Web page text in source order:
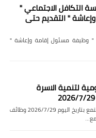
التكافل الاجتماعي "
" التقديم حتى
" وظيفة مسئول إقامة وإعاشة "
لتنمية الاسرة
وظائف المؤسسة القومية لتنمية الاسرة والمجتمع بتاريخ اليوم 2026/7/29 وظائف